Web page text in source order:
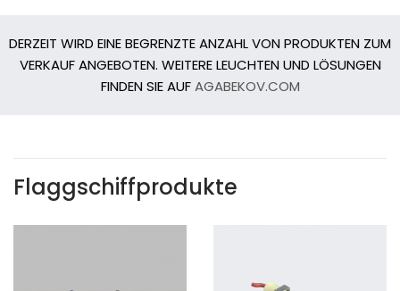
DERZEIT WIRD EINE BEGRENZTE ANZAHL VON PRODUKTEN ZUM
VERKAUF ANGEBOTEN. WEITERE LEUCHTEN UND LÖSUNGEN
FINDEN SIE AUFAGABEKOV.COM
Flaggschiffprodukte